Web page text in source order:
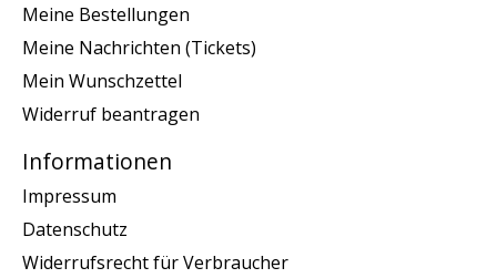
Meine Bestellungen
Meine Nachrichten (Tickets)
Mein Wunschzettel
Widerruf beantragen
Informationen
Impressum
Datenschutz
Widerrufsrecht für Verbraucher